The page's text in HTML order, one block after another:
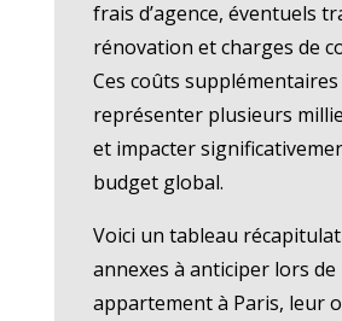
frais d’agence, éventuels
rénovation et charges de
Ces coûts
représenter plusieurs
et impacter
budget global.
Voici un tableau
annexes à anticiper lors de
appartement à Paris, leur